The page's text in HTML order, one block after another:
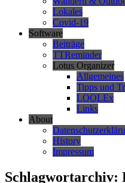
Lokales
Covid-19
Software
Beiträge
TTReminder
Lotus Organizer
Allgemeines
Tipps und
LOOLEx
Links
About
History
Impressum
Schlagwortarchiv: